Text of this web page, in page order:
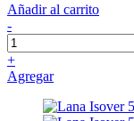
Añadir al carrito
-
+
Agregar